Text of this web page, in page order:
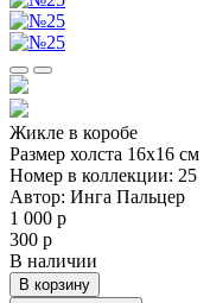
Жикле в коробе
Размер холста 16х16 см
Номер в коллекции: 25
Автор: Инга Пальцер
1 000 р
300 р
В наличии
В корзину